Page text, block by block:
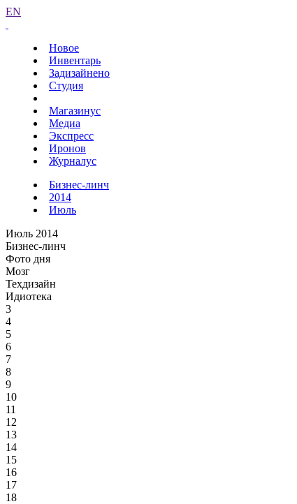
EN
Новое
Инвентарь
Задизайнено
Студия
Магазинус
Медиа
Экспресс
Иронов
Журналус
Бизнес-линч
2014
Июль
Июль 2014
Бизнес-линч
Фото дня
Мозг
Техдизайн
Идиотека
3
4
5
6
7
8
9
10
11
12
13
14
15
16
17
18